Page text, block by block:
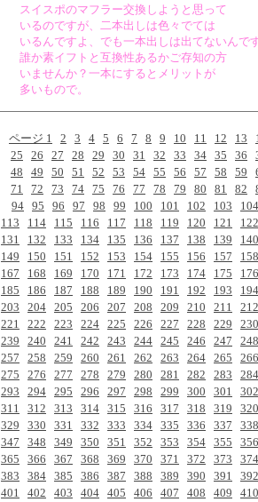
スイスポのマフラー交換しようと思って
いるのですが、二本出しは色々でては
いるんですよ、でも一本出しは出てないんで
誰か素イフトと互換性あるかご存知の方
いませんか？一本にするとメリットが
多いもので。
ページ 1
2 3 4 5 6 7 8 9 10 11 12 13
25
26 27 28 29 30 31 32 33 34 35 36
48
49 50 51 52 53 54 55 56 57 58 59
71
72 73 74 75 76 77 78 79 80 81 82
94 95 96 97 98 99 100 101 102 103 104
113
114 115 116 117 118 119 120 121 122
131
132 133 134 135 136 137 138 139 140
149
150 151 152 153 154 155 156 157 158
167
168 169 170 171 172 173 174 175 176
185
186 187 188 189 190 191 192 193 194
203
204 205 206 207 208 209 210 211 212
221
222 223 224 225 226 227 228 229 230
239
240 241 242 243 244 245 246 247 248
257
258 259 260 261 262 263 264 265 266
275
276 277 278 279 280 281 282 283 284
293
294 295 296 297 298 299 300 301 302
311
312 313 314 315 316 317 318 319 320
329
330 331 332 333 334 335 336 337 338
347
348 349 350 351 352 353 354 355 356
365
366 367 368 369 370 371 372 373 374
383
384 385 386 387 388 389 390 391 392
401
402 403 404 405 406 407 408 409 410